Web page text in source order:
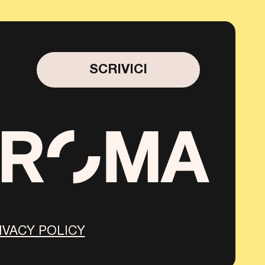
SCRIVICI
POLICY